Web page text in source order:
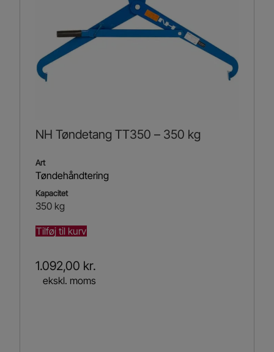
NH Tøndetang TT350 – 350 kg
Art
Tøndehåndtering
Kapacitet
350 kg
Tilføj til kurv
1.092,00 kr.
ekskl. moms